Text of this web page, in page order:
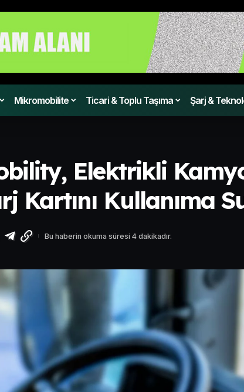
Mikromobilite Ticari & Toplu Taşıma Şarj &
Elektrikli
Kartını Kullanıma
Bu haberin okuma süresi 4 dakikadır.